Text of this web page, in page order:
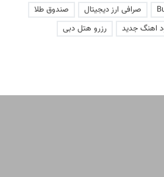
صرافی ارز دیجیتال
صندوق طلا
اهنگ جدید
رزرو هتل دبی